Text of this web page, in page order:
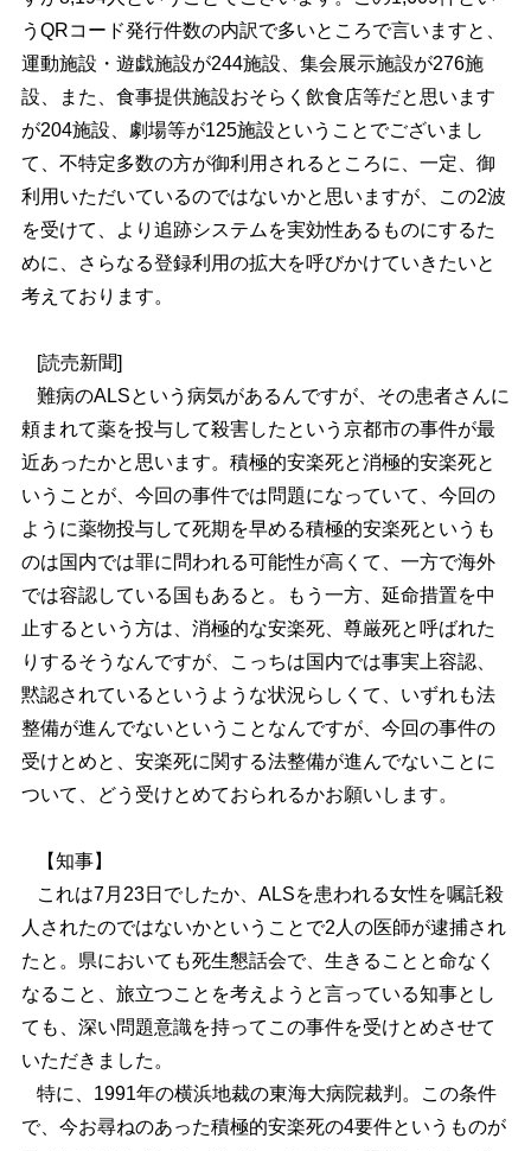
うQRコード発行件数の内訳で多いところで言いますと、
運動施設・遊戯施設が244施設、集会展示施設が276施
設、また、食事提供施設おそらく飲食店等だと思います
が204施設、劇場等が125施設ということでございまし
て、不特定多数の方が御利用されるところに、一定、御
利用いただいているのではないかと思いますが、この2波
を受けて、より追跡システムを実効性あるものにするた
めに、さらなる登録利用の拡大を呼びかけていきたいと
考えております。
[読売新聞]
難病のALSという病気があるんですが、その患者さんに
頼まれて薬を投与して殺害したという京都市の事件が最
近あったかと思います。積極的安楽死と消極的安楽死と
いうことが、今回の事件では問題になっていて、今回の
ように薬物投与して死期を早める積極的安楽死というも
のは国内では罪に問われる可能性が高くて、一方で海外
では容認している国もあると。もう一方、延命措置を中
止するという方は、消極的な安楽死、尊厳死と呼ばれた
りするそうなんですが、こっちは国内では事実上容認、
黙認されているというような状況らしくて、いずれも法
整備が進んでないということなんですが、今回の事件の
受けとめと、安楽死に関する法整備が進んでないことに
ついて、どう受けとめておられるかお願いします。
【知事】
これは7月23日でしたか、ALSを患われる女性を嘱託殺
人されたのではないかということで2人の医師が逮捕され
たと。県においても死生懇話会で、生きることと命なく
なること、旅立つことを考えようと言っている知事とし
ても、深い問題意識を持ってこの事件を受けとめさせて
いただきました。
特に、1991年の横浜地裁の東海大病院裁判。この条件
で、今お尋ねのあった積極的安楽死の4要件というものが